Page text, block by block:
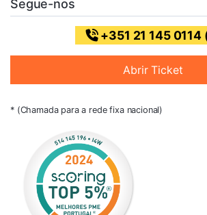
Segue-nos
+351 21 145 0114
Abrir Ticket
* (Chamada para a rede fixa nacional)